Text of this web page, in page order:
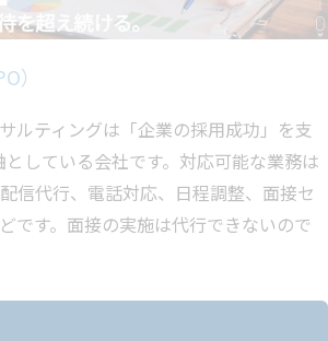
）
ルティングは「企業の採用成功」を支
している会社です。対応可能な業務は
信代行、電話対応、日程調整、面接セ
です。面接の実施は代行できないので